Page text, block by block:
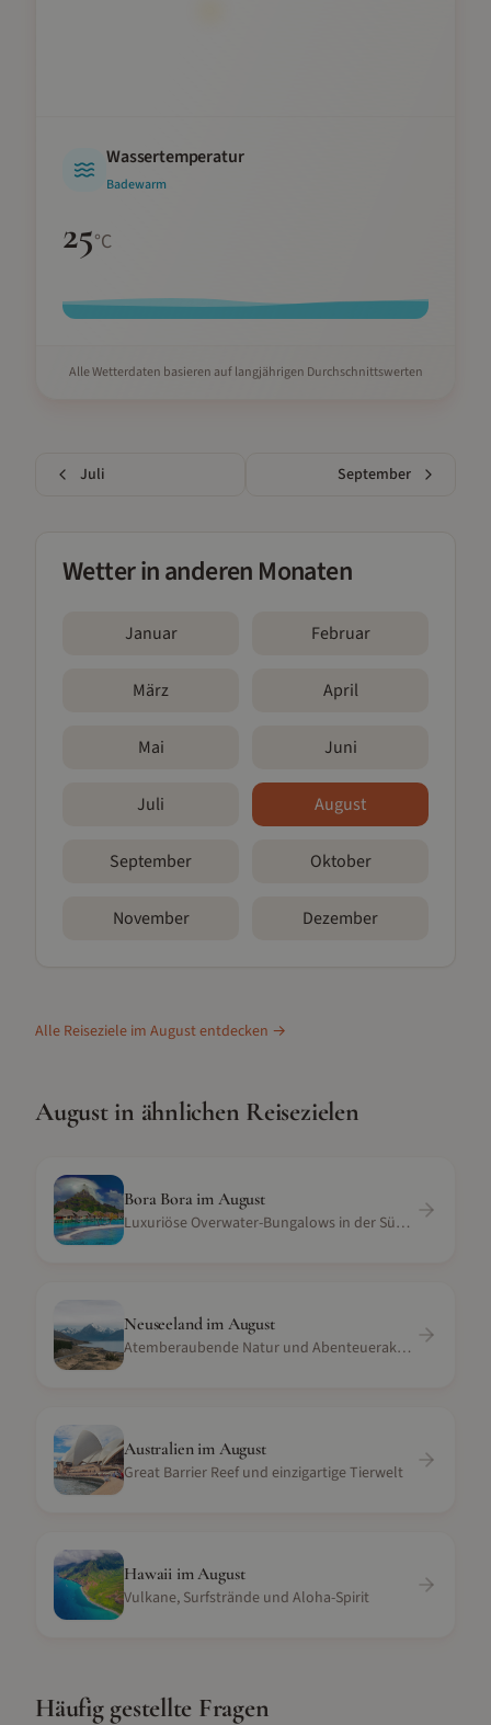
Wassertemperatur
Badewarm
25°C
Alle Wetterdaten basieren auf langjährigen Durchschnittswerten
Juli September
Wetter in anderen Monaten
Januar Februar
März April
Mai Juni
Juli August
September Oktober
November Dezember
Alle Reiseziele im Augustentdecken →
Augustin ähnlichen Reisezielen
Bora Bora im August
Luxuriöse Overwater-Bungalows in der Südsee
Neuseelandim August
Atemberaubende Natur und Abenteueraktivitäten
Australienim August
Great Barrier Reef und einzigartige Tierwelt
Hawaii imAugust
Vulkane, Surfstrände und Aloha-Spirit
Häufig gestellte Fragen